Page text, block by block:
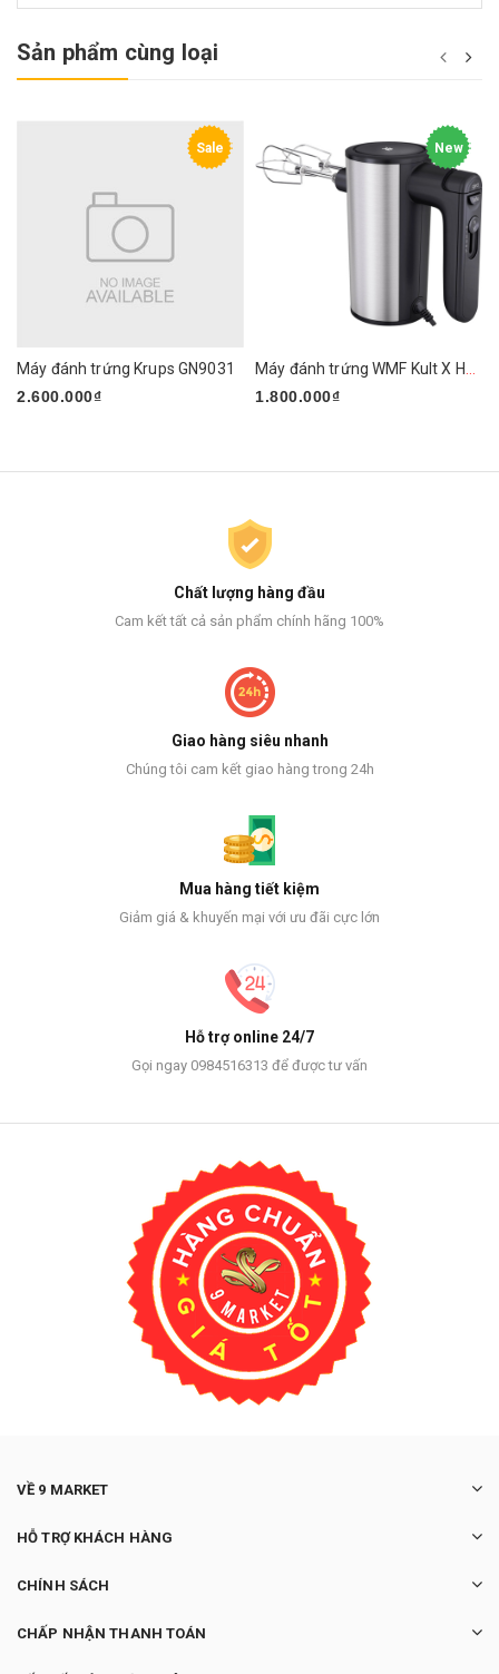
Sản phẩm cùng loại
Sale
Máy đánh trứng Krups GN9031
2.600.000₫
New
1.800.000₫
Chất lượng hàng đầu
Cam kết tất cả sản phẩm chính hãng 100%
Giao hàng siêu nhanh
Chúng tôi cam kết giao hàng trong 24h
Mua hàng tiết kiệm
Giảm giá & khuyến mại với ưu đãi cực lớn
Hỗ trợ online 24/7
Gọi ngay 0984516313 để được tư vấn
VỀ 9 MARKET
HỖ TRỢ KHÁCH HÀNG
CHÍNH SÁCH
CHẤP NHẬN THANH TOÁN